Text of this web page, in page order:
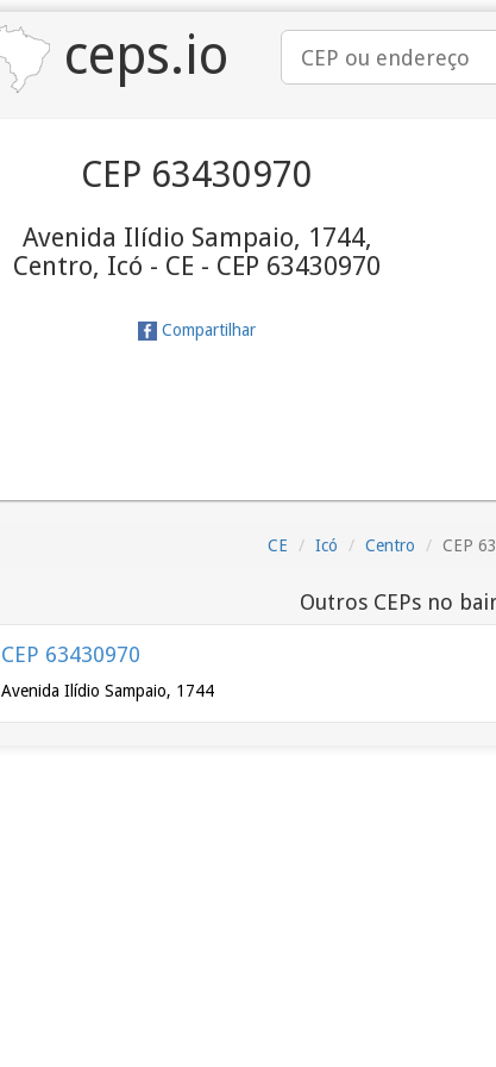
ceps.io
CEP 63430970
Avenida Ilídio Sampaio, 1744,
Centro, Icó - CE - CEP 63430970
Compartilhar
CE Icó Centro CEP
Outros CEPs no
CEP 63430970
Avenida Ilídio Sampaio, 1744